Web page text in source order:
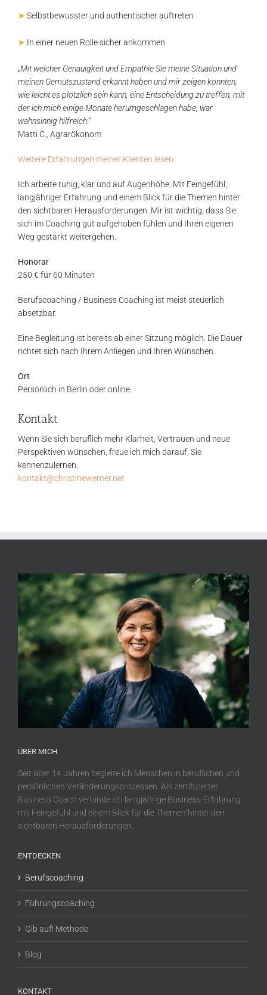
➤ Selbstbewusster und authentischer auftreten
➤ In einer neuen Rolle sicher ankommen
„Mit welcher Genauigkeit und Empathie Sie meine Situation und
meinen Gemütszustand erkannt haben und mir zeigen konnten,
wie leicht es plötzlich sein kann, eine Entscheidung zu treffen, mit
der ich mich einige Monate herumgeschlagen habe, war
wahnsinnig hilfreich.“
Matti C., Agrarökonom
Weitere Erfahrungen meiner Klienten lesen
Ich arbeite ruhig, klar und auf Augenhöhe. Mit Feingefühl,
langjähriger Erfahrung und einem Blick für die Themen hinter
den sichtbaren Herausforderungen. Mir ist wichtig, dass Sie
sich im Coaching gut aufgehoben fühlen und Ihren eigenen
Weg gestärkt weitergehen.
Honorar
250 € für 60 Minuten
Berufscoaching / Business Coaching ist meist steuerlich
absetzbar.
Eine Begleitung ist bereits ab einer Sitzung möglich. Die Dauer
richtet sich nach Ihrem Anliegen und Ihren Wünschen.
Ort
Persönlich in Berlin oder online.
Kontakt
Wenn Sie sich beruflich mehr Klarheit, Vertrauen und neue
Perspektiven wünschen, freue ich mich darauf, Sie
kennenzulernen.
kontakt@christinewerner.net
ÜBER MICH
Seit über 14 Jahren begleite ich Menschen in beruflichen und
persönlichen Veränderungsprozessen. Als zertifizierter
Business Coach verbinde ich langjährige Business-Erfahrung
mit Feingefühl und einem Blick für die Themen hinter den
sichtbaren Herausforderungen.
ENTDECKEN
Berufscoaching
Führungscoaching
Gib auf! Methode
Blog
KONTAKT